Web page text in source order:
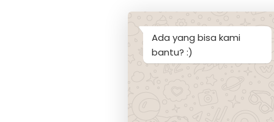
Ada yang bisa kami
bantu? :)